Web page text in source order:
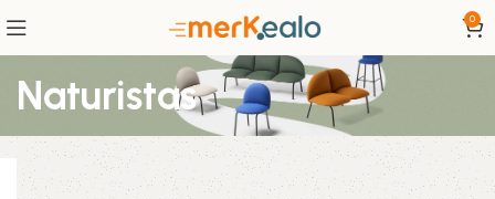
0
Naturistas